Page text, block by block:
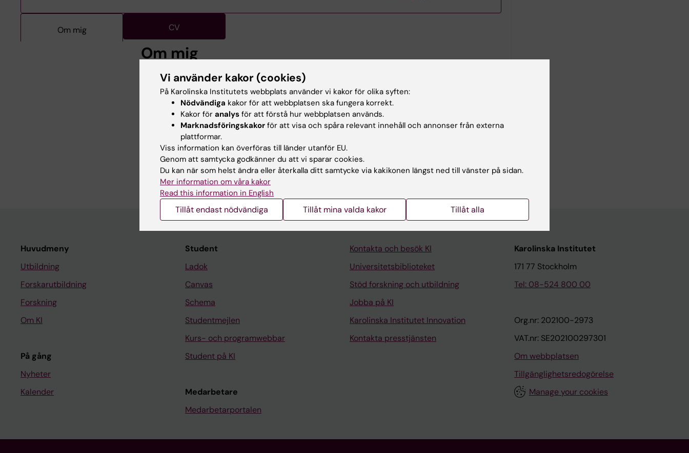
Om mig CV
Om mig
Carmelleär specialistsjuksköterska inom intensivvård och läkarstudent vid Karolinska
Institutet. Parallellt med sina studier arbetar hon som forskningsassistent i
CARE4ARID1B-studien, som undersöker utvecklingsförlopp hos individer med ARID1B-
relaterade tillstånd. Med en gedigen klinisk bakgrund med både vuxna- och
barnpatienter har hon även arbetat inom medicinteknik som Clinical Applications
Specialist med Philips IntelliVue patientmonitoreringssystem. Hennes kombinerade
erfarenhet inom klinisk sjukvård, forskning och medicinsk teknologi gör att hon kan
bidra till patientcentrerade framsteg inom medicinen.
Huvudmeny
Utbildning
Forskarutbildning
Forskning
Om KI
På gång
Nyheter
Kalender
Student
Ladok
Canvas
Schema
Studentmejlen
Kurs- och programwebbar
Student på KI
Medarbetare
Medarbetarportalen
Kontakta och besök KI
Universitetsbiblioteket
Stöd forskning och utbildning
Jobba på KI
Karolinska Institutet Innovation
Kontakta presstjänsten
Karolinska Institutet
171 77 Stockholm
Tel: 08-524 800 00
Org.nr: 202100-2973
VAT.nr: SE202100297301
Om webbplatsen
Tillgänglighetsredogörelse
Manage your cookies
Vi använder kakor (cookies)
På Karolinska Institutets webbplats använder vi kakor för olika syften:
Nödvändiga kakor för att webbplatsen ska fungera korrekt.
Kakor för analys för att förstå hur webbplatsen används.
Marknadsföringskakor för att visa och spåra relevant innehåll och annonser från externa
plattformar.
Viss information kan överföras till länder utanför EU.
Genom att samtycka godkänner du att vi sparar cookies.
Du kan när som helst ändra eller återkalla ditt samtycke via kakikonen längst ned till vänster på sidan.
Mer information om våra kakor
Read this information in English
Tillåt endast nödvändiga Tillåt mina valda kakor Tillåt alla